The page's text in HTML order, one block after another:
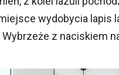
wydobycia lapis
z naciskiem